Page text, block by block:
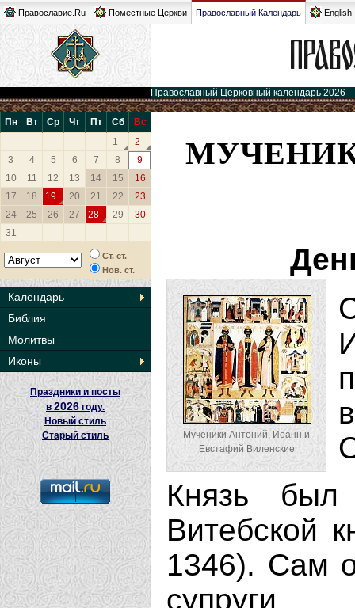
Православие.Ru Поместные Церкви Православный Календарь English
Православный Церковный календарь 2026
Пн Вт Ср Чт Пт Сб
Вс
1
2
3
4 5 6 7 8
9
10
11 12 13 14 15
16
17
18 19 20 21 22
23
24
25 26 27 28 29
30
31
Ст. ст.
Нов. ст.
Календарь
Библия
Молитвы
Иконы
Праздники и посты
в 2026 году.
Новый стиль
Старый стиль
Мученики Антоний, Иоанн и
Евстафий Виленские
Князь был
Витебской
1346). Сам
супруги